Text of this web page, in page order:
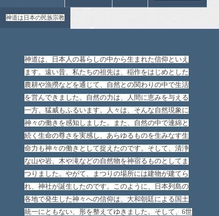
神道は日本の民族宗教
神道は、日本人の暮らしの中から生まれた信仰といえ
ます。遠い昔、私たちの祖先は、稲作をはじめとした
農耕や漁撈などを通じて、自然との関わりの中で生活
を営んできました。自然の力は、人間に恵みを与える
一方、猛威もふるいます。人々は、そんな自然現象に
神々の働きを感知しました。また、自然の中で連綿と
続く生命の尊さを実感し、あらゆるものを生みなす生
命力も神々の働きとして捉えたのです。そして、清浄
な山や岩、木や滝などの自然物を神宿るものとしてま
つりました。やがて、まつりの場所には建物が建てら
れ、神社が誕生したのです。このように、日本列島の
各地で発生した神々への信仰は、大和朝廷による国土
統一にともない、形を整えてゆきました。そして、6世